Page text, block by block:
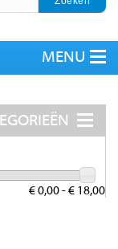
€ 0,00 - € 18,00